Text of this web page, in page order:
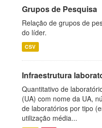
Grupos de Pesquisa
Relação de grupos de
do líder.
CSV
Infraestrutura
Quantitativo de
(UA) com nome da UA,
de laboratórios por tipo
utilização média...